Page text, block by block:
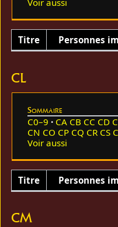
Voir aussi
Titre Personnes
CL
Sommaire
C0–9 CA CB CC CD
CN CO CP CQ CR CS
Voir aussi
Titre Personnes
CM